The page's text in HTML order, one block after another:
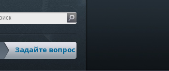
Задайте вопрос